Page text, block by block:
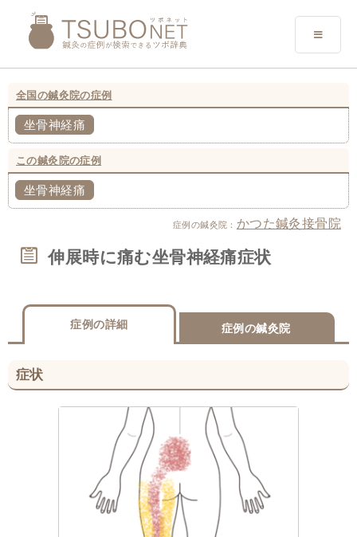
全国の鍼灸院の症例
坐骨神経痛
この鍼灸院の症例
坐骨神経痛
症例の鍼灸院： かつた鍼灸接骨院
伸展時に痛む坐骨神経痛症状
症例の詳細 症例の鍼灸院
症状